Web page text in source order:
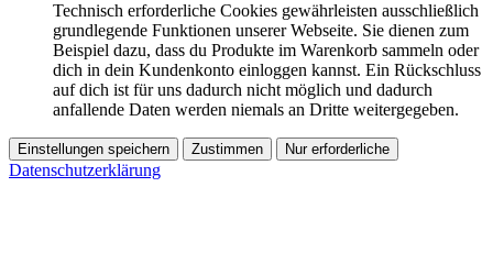
Technisch erforderliche Cookies gewährleisten ausschließlich
grundlegende Funktionen unserer Webseite. Sie dienen zum
Beispiel dazu, dass du Produkte im Warenkorb sammeln oder
dich in dein Kundenkonto einloggen kannst. Ein Rückschluss
auf dich ist für uns dadurch nicht möglich und dadurch
anfallende Daten werden niemals an Dritte weitergegeben.
Einstellungen speichern Zustimmen Nur erforderliche
Datenschutzerklärung